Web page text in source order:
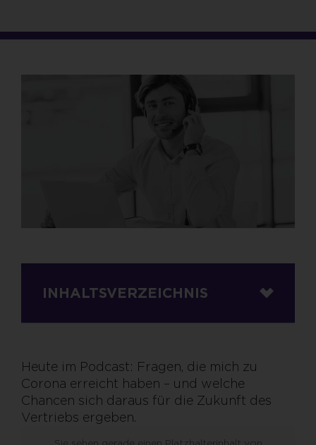
INHALTSVERZEICHNIS
Heute im Podcast: Fragen, die mich zu
Corona erreicht haben – und welche
Chancen sich daraus für die Zukunft des
Vertriebs ergeben.